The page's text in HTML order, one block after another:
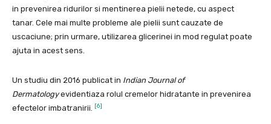
in prevenirea ridurilor si mentinerea pielii netede, cu aspect
tanar. Cele mai multe probleme ale pielii sunt cauzate de
uscaciune; prin urmare, utilizarea glicerinei in mod regulat poate
ajuta in acest sens.
Un studiu din 2016 publicat in Indian Journal of
Dermatologyevidentiaza rolul cremelor hidratante in prevenirea
efectelor imbatranirii.
[6]